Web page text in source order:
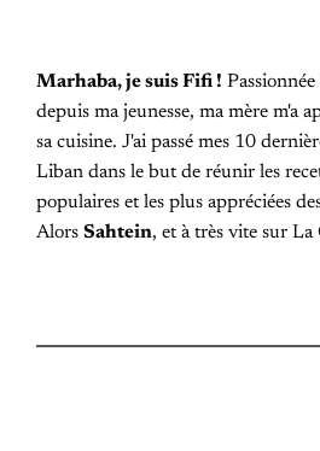
Marhaba, je suis Fifi !
depuis ma jeunesse, ma mère m'a
sa cuisine. J'ai passé mes 10
Liban dans le but de réunir les
populaires et les plus appréciées
Alors Sahtein, et à très vite sur